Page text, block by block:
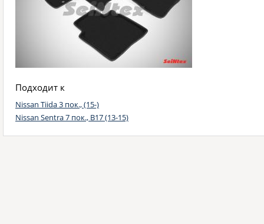
Подходит к
Nissan Tiida 3 пок., (15-)
Nissan Sentra 7 пок., B17 (13-15)